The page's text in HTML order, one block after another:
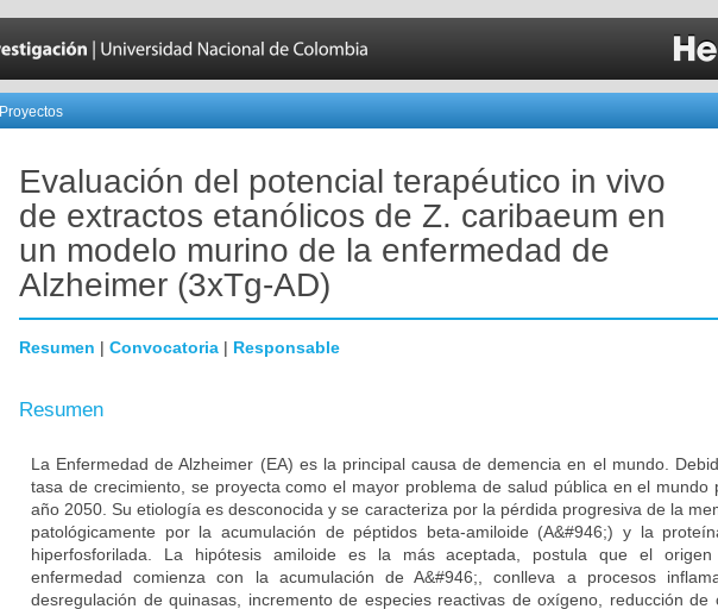
Proyectos
Evaluación del potencial terapéutico in vivo
de extractos etanólicos de Z. caribaeum en
un modelo murino de la enfermedad de
Alzheimer (3xTg-AD)
Resumen | Convocatoria | Responsable
Resumen
La Enfermedad de Alzheimer (EA) es la principal causa de demencia en el mundo.
tasa de crecimiento, se proyecta como el mayor problema de salud pública en el mundo
año 2050. Su etiología es desconocida y se caracteriza por la pérdida progresiva de la
patológicamente por la acumulación de péptidos beta-amiloide (A&#946;) y la
hiperfosforilada. La hipótesis amiloide es la más aceptada, postula que el
enfermedad comienza con la acumulación de A&#946;, conlleva a procesos
desregulación de quinasas, incremento de especies reactivas de oxígeno, reducción de